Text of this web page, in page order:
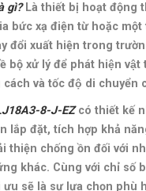
gì?Là thiết bị hoạt động
bức xạ điện từ hoặc
đổi xuất hiện trong
bộ xử lý để phát hiện vật
cách và tốc độ di chuyển
8-J-EZcó thiết kế
lắp đặt, tích hợp khả
thiện chống ồn đối với
khác. Cùng với chỉ số
ưu sẽ là sự lựa chọn phù